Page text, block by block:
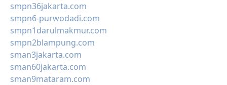
smpn36jakarta.com
smpn6-purwodadi.com
smpn1darulmakmur.com
smpn2blampung.com
sman3jakarta.com
sman60jakarta.com
sman9mataram.com